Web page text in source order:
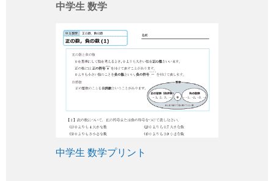
中学生 数学
中学生 数学プリント